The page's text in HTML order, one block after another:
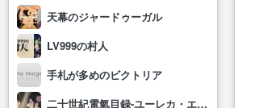
天幕のジャードゥーガル
LV999の村人
手札が多めのビクトリア
二十世紀電氣目録-ユーレカ・エヴリカ-